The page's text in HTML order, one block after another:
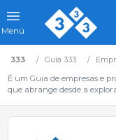
Menú
333 Guia 333
É um Guia de empresas e
que abrange desde a